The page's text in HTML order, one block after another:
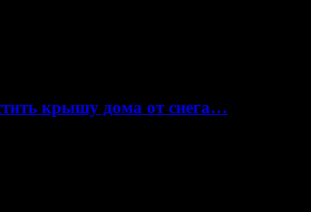
крышу дома от снега…